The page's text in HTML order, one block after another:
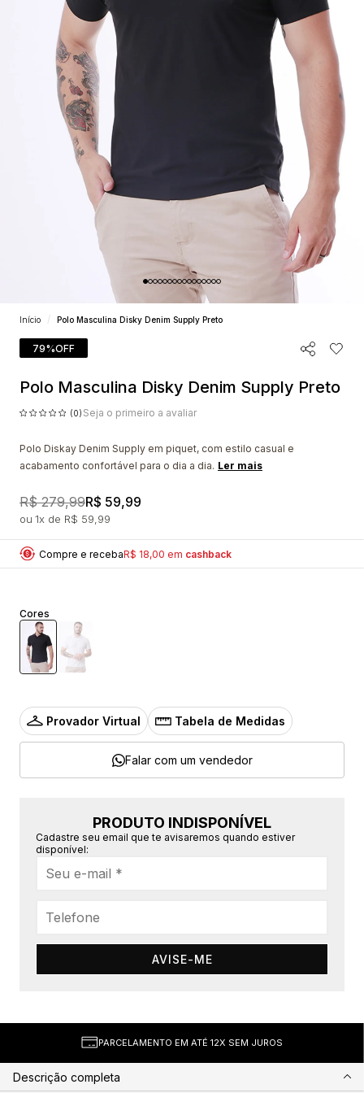
Início Polo Masculina Disky Denim Supply Preto
79%OFF
Polo Masculina Disky Denim Supply Preto
(0) Seja o primeiro a avaliar
Polo Diskay Denim Supply em piquet, com estilo casual e
acabamento confortável para o dia a dia. Ler mais
R$ 279,99R$ 59,99
1x R$ 59,99
Compre e recebaR$ 18,00 em cashback
Cores
Provador Virtual Tabela de Medidas
Falar com um vendedor
PRODUTO INDISPONÍVEL
Cadastre seu email que te avisaremos quando estiver
disponível:
AVISE-ME
PARCELAMENTO EM ATÉ 12X SEM JUROS
Descrição completa